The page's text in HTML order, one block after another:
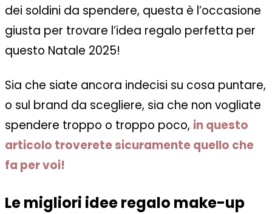
dei soldini da spendere, questa è l’occasione
giusta per trovare l’idea regalo perfetta per
questo Natale 2025!
Sia che siate ancora indecisi su cosa puntare,
o sul brand da scegliere, sia che non vogliate
spendere troppo o troppo poco, in questo
articolo troverete sicuramente quello che
fa per voi!
Le migliori idee regalo make-up